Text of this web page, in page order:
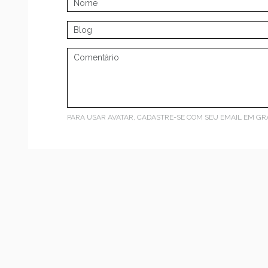
PARA USAR AVATAR, CADASTRE-SE COM SEU EMAIL EM